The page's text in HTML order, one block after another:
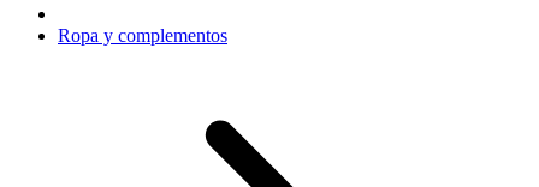
Ropa y complementos